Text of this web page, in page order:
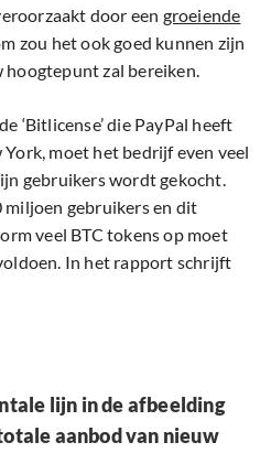
door een groeiende
zou het ook goed kunnen zijn
hoogtepunt zal bereiken.
‘Bitlicense’ die PayPal heeft
moet het bedrijf even veel
gebruikers wordt gekocht.
miljoen gebruikers en dit
veel BTC tokens op moet
In het rapport schrijft
lijn in de afbeelding
aanbod van nieuw